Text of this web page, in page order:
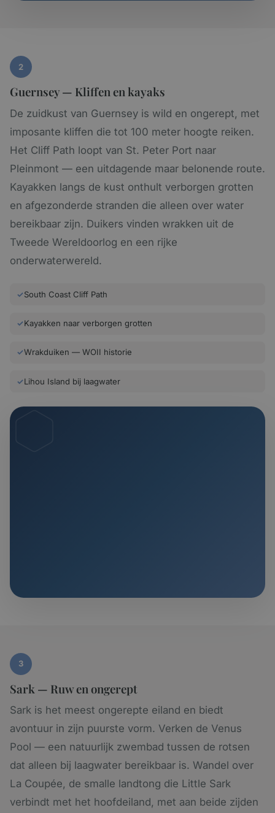
2
Guernsey — Kliffen en kayaks
De zuidkust van Guernsey is wild en ongerept, met
imposante kliffen die tot 100 meter hoogte reiken.
Het Cliff Path loopt van St. Peter Port naar
Pleinmont — een uitdagende maar belonende route.
Kayakken langs de kust onthult verborgen grotten
en afgezonderde stranden die alleen over water
bereikbaar zijn. Duikers vinden wrakken uit de
Tweede Wereldoorlog en een rijke
onderwaterwereld.
✓South Coast Cliff Path
✓Kayakken naar verborgen grotten
✓Wrakduiken — WOII historie
✓Lihou Island bij laagwater
3
Sark — Ruw en ongerept
Sark is het meest ongerepte eiland en biedt
avontuur in zijn puurste vorm. Verken de Venus
Pool — een natuurlijk zwembad tussen de rotsen
dat alleen bij laagwater bereikbaar is. Wandel over
La Coupée, de smalle landtong die Little Sark
verbindt met het hoofdeiland, met aan beide zijden